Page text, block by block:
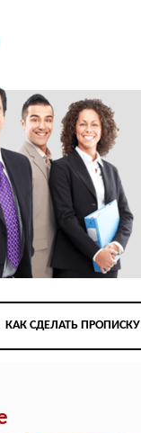
КАК СДЕЛАТЬ ПРОПИСКУ